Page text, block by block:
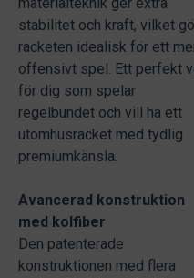
stabilitet och kraft, vilket
racketen idealisk för ett
offensivt spel. Ett perfekt
för dig som spelar
regelbundet och vill ha ett
utomhusracket med tydlig
premiumkänsla.
Avancerad konstruktion
med kolfiber
Den patenterade
konstruktionen med flera